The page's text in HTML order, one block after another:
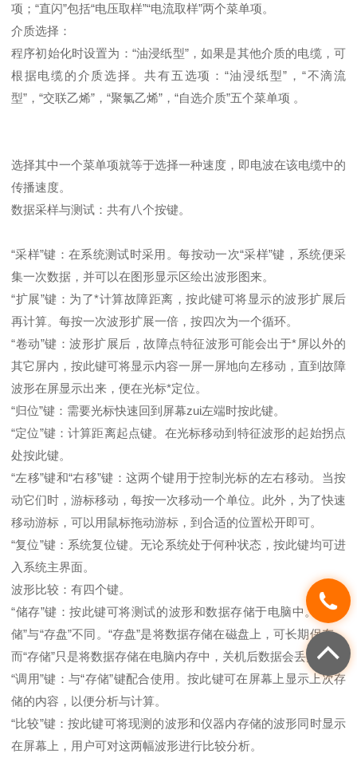
项；“直闪”包括“电压取样”“电流取样”两个菜单项。
介质选择：
程序初始化时设置为：“油浸纸型”，如果是其他介质的电缆，可
根据电缆的介质选择。共有五选项：“油浸纸型”，“不滴流
型”，“交联乙烯”，“聚氯乙烯”，“自选介质”五个菜单项 。
选择其中一个菜单项就等于选择一种速度，即电波在该电缆中的
传播速度。
数据采样与测试：共有八个按键。
“采样”键：在系统测试时采用。每按动一次“采样”键，系统便采
集一次数据，并可以在图形显示区绘出波形图来。
“扩展”键：为了*计算故障距离，按此键可将显示的波形扩展后
再计算。每按一次波形扩展一倍，按四次为一个循环。
“卷动”键：波形扩展后，故障点特征波形可能会出于*屏以外的
其它屏内，按此键可将显示内容一屏一屏地向左移动，直到故障
波形在屏显示出来，便在光标*定位。
“归位”键：需要光标快速回到屏幕zui左端时按此键。
“定位”键：计算距离起点键。在光标移动到特征波形的起始拐点
处按此键。
“左移”键和“右移”键：这两个键用于控制光标的左右移动。当按
动它们时，游标移动，每按一次移动一个单位。此外，为了快速
移动游标，可以用鼠标拖动游标，到合适的位置松开即可。
“复位”键：系统复位键。无论系统处于何种状态，按此键均可进
入系统主界面。
波形比较：有四个键。
“储存”键：按此键可将测试的波形和数据存储于电脑中。（“存
储”与“存盘”不同。“存盘”是将数据存储在磁盘上，可长期保存，
而“存储”只是将数据存储在电脑内存中，关机后数据会丢失。）
“调用”键：与“存储”键配合使用。按此键可在屏幕上显示上次存
储的内容，以便分析与计算。
“比较”键：按此键可将现测的波形和仪器内存储的波形同时显示
在屏幕上，用户可对这两幅波形进行比较分析。